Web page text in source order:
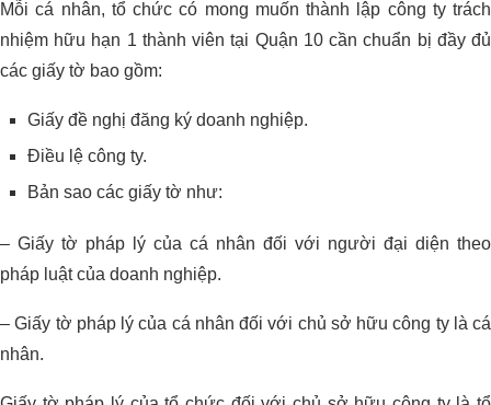
Mỗi cá nhân, tổ chức có mong muốn thành lập công ty trách
nhiệm hữu hạn 1 thành viên tại Quận 10 cần chuẩn bị đầy đủ
các giấy tờ bao gồm:
Giấy đề nghị đăng ký doanh nghiệp.
Điều lệ công ty.
Bản sao các giấy tờ như:
– Giấy tờ pháp lý của cá nhân đối với người đại diện theo
pháp luật của doanh nghiệp.
– Giấy tờ pháp lý của cá nhân đối với chủ sở hữu công ty là cá
nhân.